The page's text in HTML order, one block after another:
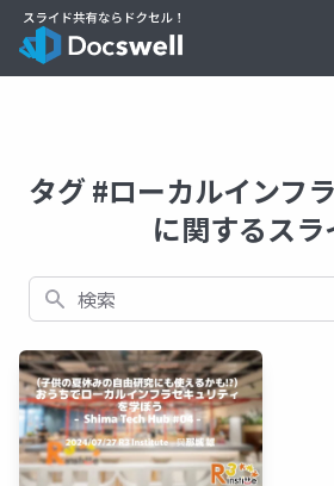
タグ #ローカルインフ
に関するスラ
検索